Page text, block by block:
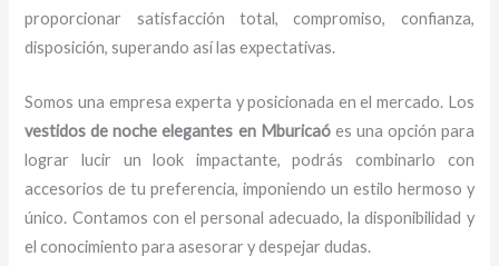
proporcionar satisfacción total, compromiso, confianza,
disposición, superando así las expectativas.
Somos una empresa experta y posicionada en el mercado. Los
vestidos de noche elegantes en Mburicaó es una opción para
lograr lucir un look impactante, podrás combinarlo con
accesorios de tu preferencia, imponiendo un estilo hermoso y
único. Contamos con el personal adecuado, la disponibilidad y
el conocimiento para asesorar y despejar dudas.